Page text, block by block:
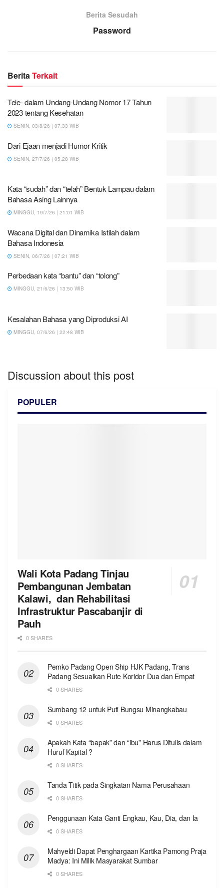
Berita Sesudah
Password
BeritaTerkait
Tele- dalam Undang-Undang Nomor 17 Tahun
2023 tentang Kesehatan
SENIN, 03/8/26 | 07:33 WIB
Dari Ejaan menjadi Humor Kritik
SENIN, 27/7/26 | 05:28 WIB
Kata “sudah” dan “telah” Bentuk Lampau dalam
Bahasa Asing Lainnya
MINGGU, 19/7/26 | 21:01 WIB
Wacana Digital dan Dinamika Istilah dalam
Bahasa Indonesia
SENIN, 06/7/26 | 07:21 WIB
Perbedaan kata “bantu” dan “tolong”
MINGGU, 21/6/26 | 13:50 WIB
Kesalahan Bahasa yang Diproduksi AI
MINGGU, 07/6/26 | 22:48 WIB
Discussion about this post
POPULER
Wali Kota Padang Tinjau
Pembangunan Jembatan
Kalawi, dan Rehabilitasi
Infrastruktur Pascabanjir di
Pauh
0 SHARES
Pemko Padang Open Ship HJK Padang, Trans
Padang Sesuaikan Rute Koridor Dua dan Empat
0 SHARES
Sumbang 12 untuk Puti Bungsu Minangkabau
0 SHARES
Apakah Kata “bapak” dan “ibu” Harus Ditulis dalam
Huruf Kapital ?
0 SHARES
Tanda Titik pada Singkatan Nama Perusahaan
0 SHARES
Penggunaan Kata Ganti Engkau, Kau, Dia, dan Ia
0 SHARES
Mahyeldi Dapat Penghargaan Kartika Pamong Praja
Madya: Ini Milik Masyarakat Sumbar
0 SHARES